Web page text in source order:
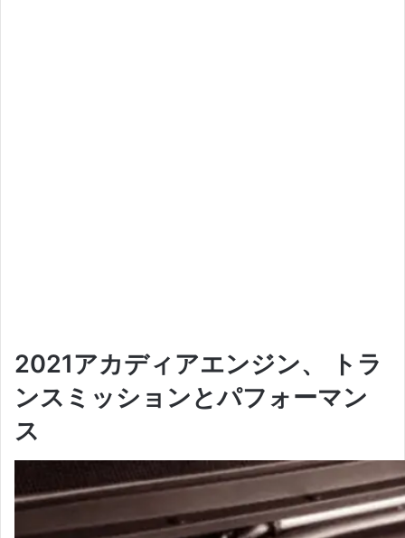
2021アカディアエンジン、
トラ
ンスミッションとパフォーマン
ス